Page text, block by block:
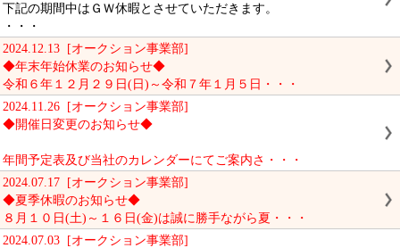
下記の期間中はＧＷ休暇とさせていただきます。
・・・
2024.12.13 [オークション事業部]
◆年末年始休業のお知らせ◆
令和６年１２月２９日(日)～令和７年１月５日・・・
2024.11.26 [オークション事業部]
◆開催日変更のお知らせ◆
年間予定表及び当社のカレンダーにてご案内さ・・・
2024.07.17 [オークション事業部]
◆夏季休暇のお知らせ◆
８月１０日(土)～１６日(金)は誠に勝手ながら夏・・・
2024.07.03 [オークション事業部]